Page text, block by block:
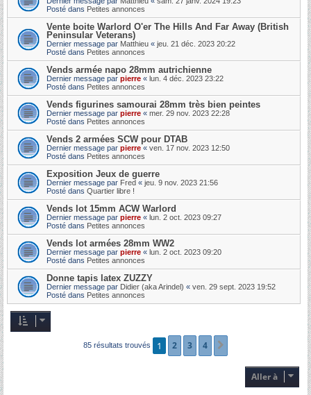
Posté dans Petites annonces
Vente boite Warlord O'er The Hills And Far Away (British
Peninsular Veterans)
Dernier message par Matthieu « jeu. 21 déc. 2023 20:22
Posté dans Petites annonces
Vends armée napo 28mm autrichienne
Dernier message par pierre « lun. 4 déc. 2023 23:22
Posté dans Petites annonces
Vends figurines samourai 28mm très bien peintes
Dernier message par pierre « mer. 29 nov. 2023 22:28
Posté dans Petites annonces
Vends 2 armées SCW pour DTAB
Dernier message par pierre « ven. 17 nov. 2023 12:50
Posté dans Petites annonces
Exposition Jeux de guerre
Dernier message par Fred « jeu. 9 nov. 2023 21:56
Posté dans Quartier libre !
Vends lot 15mm ACW Warlord
Dernier message par pierre « lun. 2 oct. 2023 09:27
Posté dans Petites annonces
Vends lot armées 28mm WW2
Dernier message par pierre « lun. 2 oct. 2023 09:20
Posté dans Petites annonces
Donne tapis latex ZUZZY
Dernier message par Didier (aka Arindel) « ven. 29 sept. 2023 19:52
Posté dans Petites annonces
85 résultats trouvés 1 2 3 4
Aller à